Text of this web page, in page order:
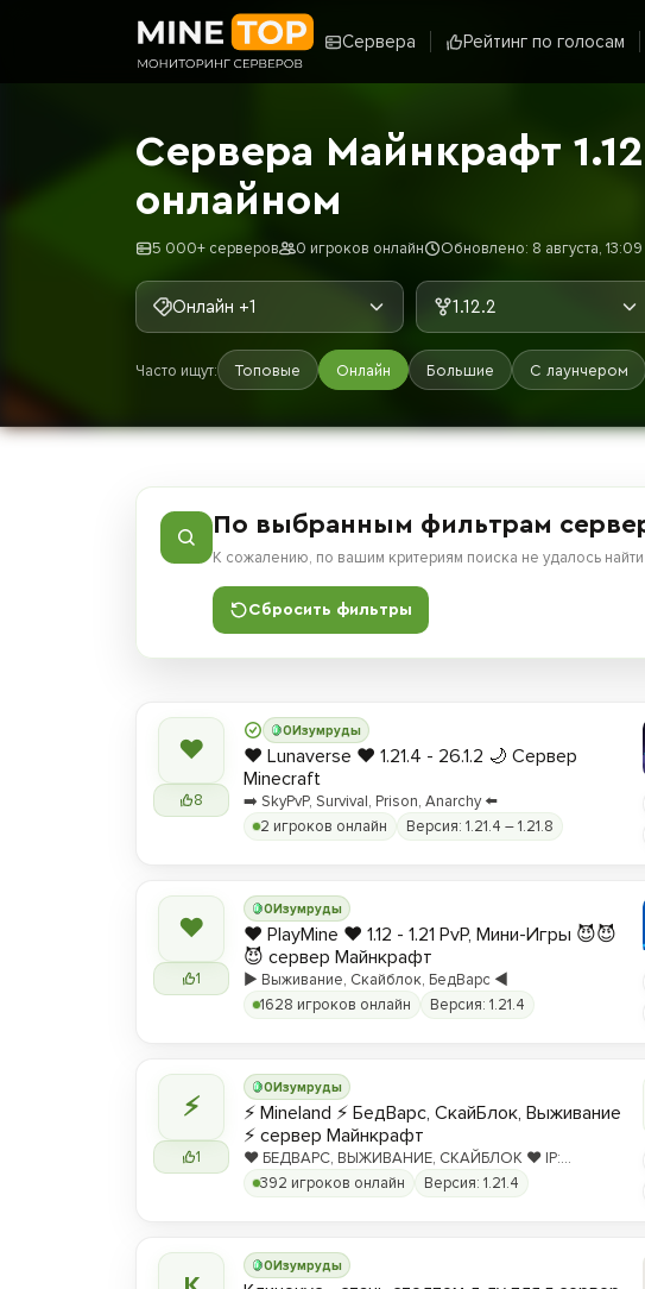
Сервера Рейтинг по голосам
Сервера Майнкрафт
онлайном
5 000+ серверов 0 игроков онлайн Обновлено: 8 августа, 13:09
Онлайн +1 1.12.2
Часто ищут: Топовые Онлайн Большие С лаунчером
По выбранным фильтрам
К сожалению, по вашим критериям поиска не удалось
Сбросить фильтры
❤
8
0Изумруды
❤️ Lunaverse ❤️ 1.21.4 - 26.1.2 🌙 Сервер
Minecraft
➡️ SkyPvP, Survival, Prison, Anarchy ⬅️
2 игроков онлайн
Версия: 1.21.4 – 1.21.8
❤
1
0Изумруды
❤️ PlayMine ❤️ 1.12 - 1.21 PvP, Мини-Игры 😈😈
😈 сервер Майнкрафт
▶️ Выживание, Скайблок, БедВарс ◀️
1628 игроков онлайн
Версия: 1.21.4
⚡
1
0Изумруды
⚡ Mineland ⚡ БедВарс, СкайБлок, Выживание
⚡ сервер Майнкрафт
❤️ БЕДВАРС, ВЫЖИВАНИЕ, СКАЙБЛОК ❤️ IP:
hype.play-ml.ru ❤️
392 игроков онлайн Версия: 1.21.4
0Изумруды